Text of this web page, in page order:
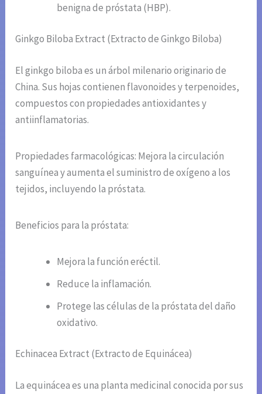
benigna de próstata (HBP).
Ginkgo Biloba Extract (Extracto de Ginkgo Biloba)
El ginkgo biloba es un árbol milenario originario de
China. Sus hojas contienen flavonoides y terpenoides,
compuestos con propiedades antioxidantes y
antiinflamatorias.
Propiedades farmacológicas: Mejora la circulación
sanguínea y aumenta el suministro de oxígeno a los
tejidos, incluyendo la próstata.
Beneficios para la próstata:
Mejora la función eréctil.
Reduce la inflamación.
Protege las células de la próstata del daño
oxidativo.
Echinacea Extract (Extracto de Equinácea)
La equinácea es una planta medicinal conocida por sus